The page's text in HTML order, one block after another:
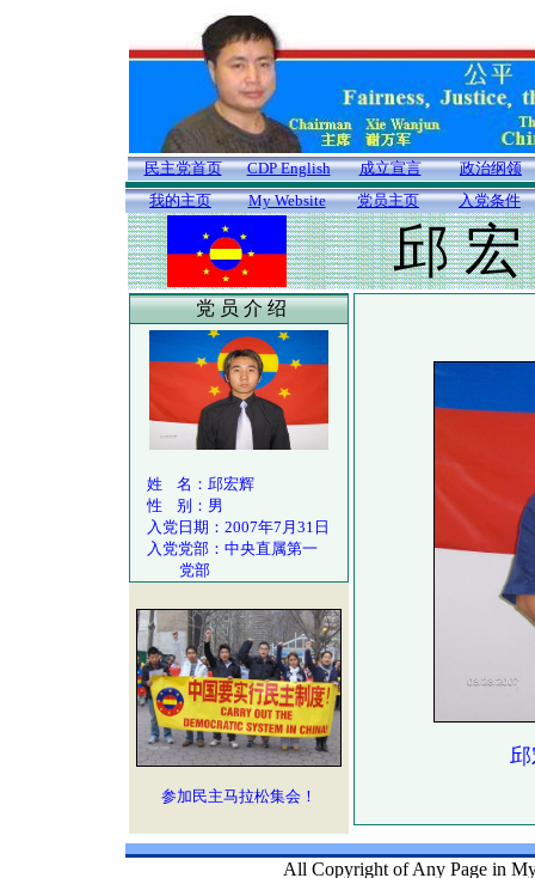
民主党首页 CDP English 成立宣言
政治纲领
我的主页
My Website 党员主页 入党条件
邱 宏
党 员 介 绍
姓 名：邱宏辉
性 别：男
入党日期：2007年7月31日
入党党部：中央直属第一
党部
参加民主马拉松集会！
All Copyright of Any Page in